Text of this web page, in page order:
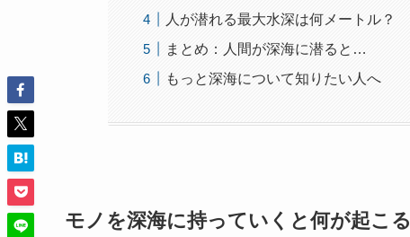
人が潜れる最大水深は何メートル？
まとめ：人間が深海に潜ると…
もっと深海について知りたい人へ
モノを深海に持っていくと何が起こる